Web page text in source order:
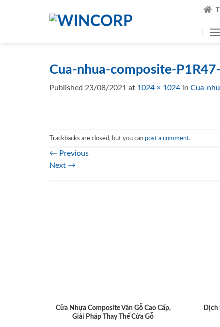
Cua-nhua-composite-
Published 23/08/2021 at 1024 × 1024 in Cua-
Trackbacks are closed, but you can post a comment.
← Previous
Next →
Cửa Nhựa Composite Vân Gỗ Cao Cấp,
Giải Pháp Thay Thế Cửa Gỗ
Dịch